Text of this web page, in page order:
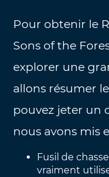
Pour obtenir le
Sons of the
explorer une
allons résumer
pouvez jeter un
nous avons mis
Fusil de
vraiment